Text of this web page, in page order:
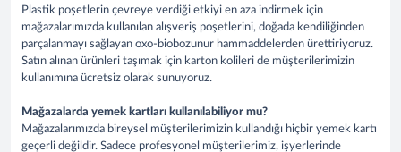
Plastik poşetlerin çevreye verdiği etkiyi en aza indirmek için
mağazalarımızda kullanılan alışveriş poşetlerini, doğada kendiliğinden
parçalanmayı sağlayan oxo-biobozunur hammaddelerden ürettiriyoruz.
Satın alınan ürünleri taşımak için karton kolileri de müşterilerimizin
kullanımına ücretsiz olarak sunuyoruz.
Mağazalarda yemek kartları kullanılabiliyor mu?
Mağazalarımızda bireysel müşterilerimizin kullandığı hiçbir yemek kartı
geçerli değildir. Sadece profesyonel müşterilerimiz, işyerlerinde